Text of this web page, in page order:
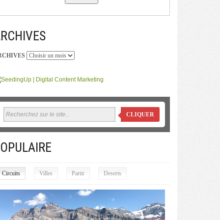
CLIQUER
Circuits Villes Partir Deserts